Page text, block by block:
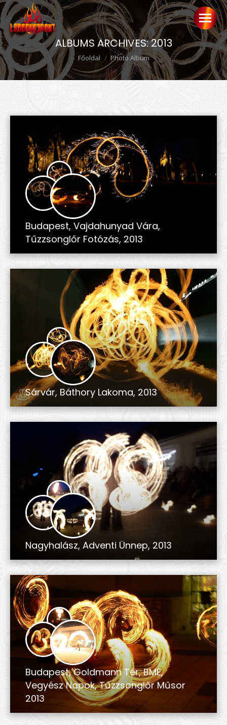
ALBUMS ARCHIVES:2013
Ön itt van:
Főoldal Photo Album
Budapest, Vajdahunyad Vára,
Tűzzsonglőr Fotózás, 2013
Sárvár, Báthory Lakoma, 2013
Nagyhalász, Adventi Ünnep, 2013
Budapest, Goldmann Tér, BME,
Vegyész Napok, Tűzzsonglőr Műsor
2013